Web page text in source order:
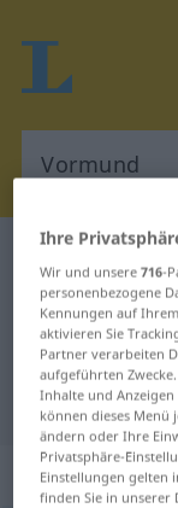
Deutsch-
Deutsch-
Ihre
Wir und unsere716-
personenbezogene
Kennungen auf
aktivieren Sie
Partner verarbeiten
aufgeführten
Inhalte und
können dieses Menü
ändern oder Ihre
Privatsphäre-
Einstellungen gelten
finden Sie in unserer